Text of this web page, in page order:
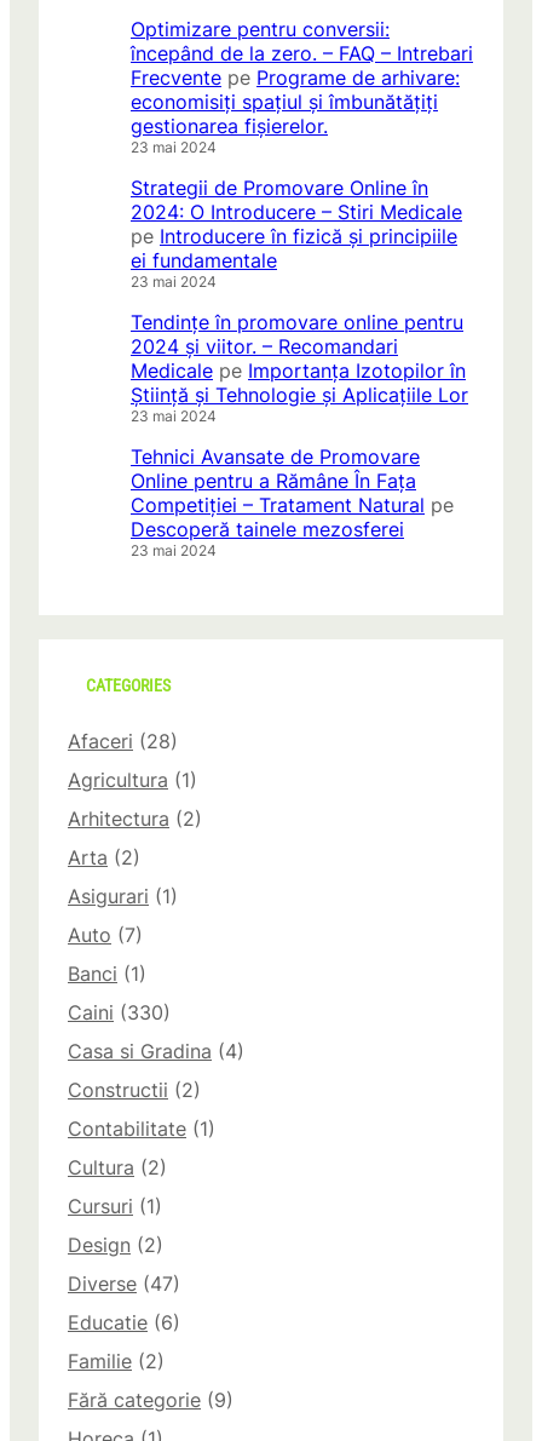
Optimizare pentru conversii:
începând de la zero. – FAQ – Intrebari
Frecvente pe Programe de arhivare:
economisiți spațiul și îmbunătățiți
gestionarea fișierelor.
23 mai 2024
Strategii de Promovare Online în
2024: O Introducere – Stiri Medicale
pe Introducere în fizică și principiile
ei fundamentale
23 mai 2024
Tendințe în promovare online pentru
2024 și viitor. – Recomandari
Medicale pe Importanța Izotopilor în
Știință și Tehnologie și Aplicațiile Lor
23 mai 2024
Tehnici Avansate de Promovare
Online pentru a Rămâne În Fața
Competiției – Tratament Natural pe
Descoperă tainele mezosferei
23 mai 2024
CATEGORIES
Afaceri (28)
Agricultura (1)
Arhitectura (2)
Arta (2)
Asigurari (1)
Auto (7)
Banci (1)
Caini (330)
Casa si Gradina (4)
Constructii (2)
Contabilitate (1)
Cultura (2)
Cursuri (1)
Design (2)
Diverse (47)
Educatie (6)
Familie (2)
Fără categorie (9)